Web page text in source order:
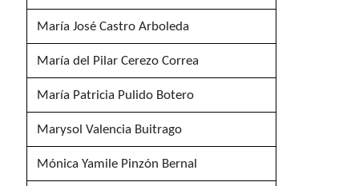
María José Castro Arboleda
María del Pilar Cerezo Correa
María Patricia Pulido Botero
Marysol Valencia Buitrago
Mónica Yamile Pinzón Bernal